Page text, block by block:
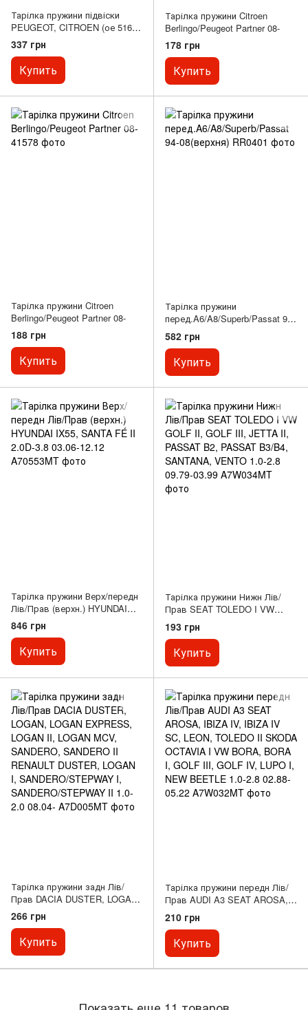
Тарілка пружини підвіски
PEUGEOT, CITROEN (ое 5164
36) задн. (вир-во FEBI)
337 грн
Купить
Тарілка пружини Citroen
Berlingo/Peugeot Partner 08-
178 грн
Купить
Тарілка пружини Citroen
Berlingo/Peugeot Partner 08-
188 грн
Купить
Тарілка пружини
перед.A6/A8/Superb/Passat 94-
08(верхня)
582 грн
Купить
Тарілка пружини Верх/передн
Лів/Прав (верхн.) HYUNDAI
IX55, SANTA FÉ II 2.0D-3.8
03.06-12.12
846 грн
Купить
Тарілка пружини Нижн Лів/
Прав SEAT TOLEDO I VW
GOLF II, GOLF III, JETTA II,
PASSAT B2, PASSAT B3/B4,
SANTANA, VENTO 1.0-2.8
09.79-03.99
193 грн
Купить
Тарілка пружини задн Лів/
Прав DACIA DUSTER, LOGAN,
LOGAN EXPRESS, LOGAN II,
LOGAN MCV, SANDERO,
SANDERO II RENAULT
DUSTER, LOGAN I,
SANDERO/STEPWAY II 1.0-2.0
266 грн
Купить
Тарілка пружини передн Лів/
Прав AUDI A3 SEAT AROSA,
IBIZA IV, IBIZA IV SC, LEON,
TOLEDO II SKODA OCTAVIA I
VW BORA, BORA I, GOLF III,
GOLF IV, LUPO I, NEW
210 грн
Купить